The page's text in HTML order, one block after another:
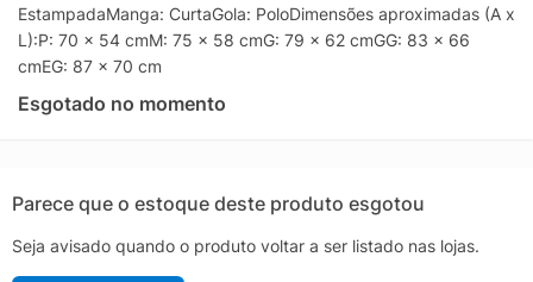
EstampadaManga: CurtaGola: PoloDimensões aproximadas (A x
L):P: 70 x 54 cmM: 75 x 58 cmG: 79 x 62 cmGG: 83 x 66
cmEG: 87 x 70 cm
Esgotado no momento
Parece que o estoque deste produto esgotou
Seja avisado quando o produto voltar a ser listado nas lojas.